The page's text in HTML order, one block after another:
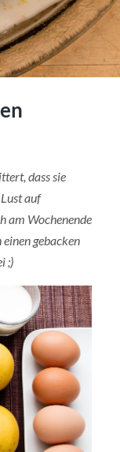
dass sie
auf
am Wochenende
gebacken
;)